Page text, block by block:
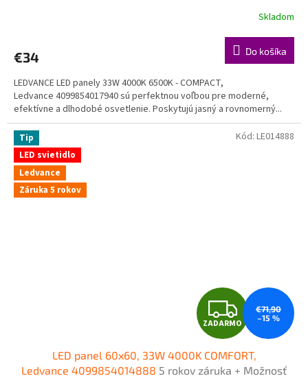
R
M
O
Skladom
€34 Do košíka
LEDVANCE LED panely 33W 4000K 6500K - COMPACT,
Ledvance 4099854017940 sú perfektnou voľbou pre moderné,
efektívne a dlhodobé osvetlenie. Poskytujú jasný a rovnomerný...
Tip
LED svietidlo
Ledvance
Záruka 5 rokov
Z
A
D
ZADARMO
€71,90
–15 %
LED panel 60x60, 33W 4000K COMFORT,
Ledvance 4099854014888 5 rokov záruka + Možnosť
Kód: LE014888